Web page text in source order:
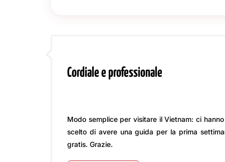
Cordiale e professionale
Modo semplice per visitare il Vietnam: ci
scelto di avere una guida per la prima
gratis. Grazie.